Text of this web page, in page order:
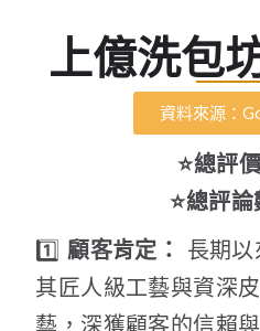
上億洗包
資料來源：
⭐總評
⭐總評
1️⃣ 顧客肯定：
長期
其匠人級工藝與資深
藝，深獲顧客的信賴